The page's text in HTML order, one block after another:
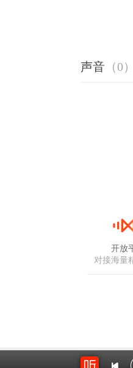
景，那就更
声音 （0）
开放
对接海量